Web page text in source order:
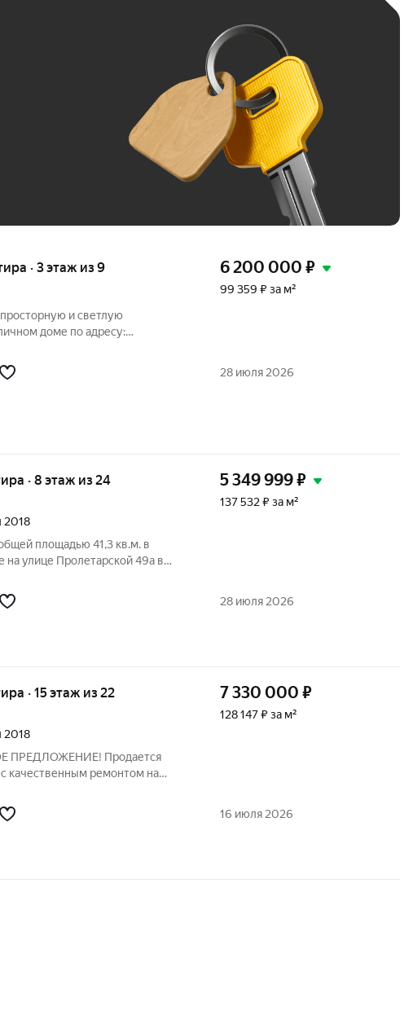
· 3 этаж из 9
и светлую
доме по адресу:
т героев Сталинграда, б-р.
6 200 000 ₽
99 359 ₽ за м²
28 июля 2026
· 8 этаж из 24
2018
площадью 41,3 кв.м. в
улице Пролетарской 49а в
находится остановка
5 349 999₽
137 532 ₽ за м²
28 июля 2026
· 15 этаж из 22
2018
ПРЕДЛОЖЕНИЕ! Продается
качественным ремонтом на
и безупречного состояния!
7 330 000 ₽
128 147 ₽ за м²
16 июля 2026